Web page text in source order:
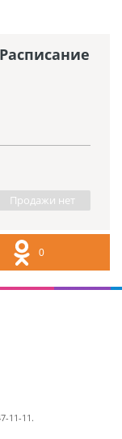
Расписание
0
Продажи нет
11-11.